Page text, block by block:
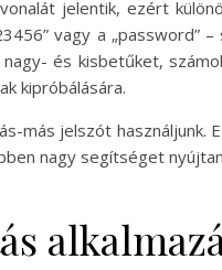
jelentik, ezért
vagy a
és kisbetűket,
kipróbálására.
más jelszót
nagy segítséget